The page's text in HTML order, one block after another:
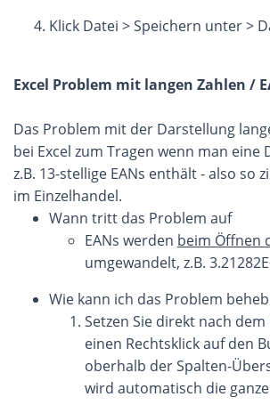
Klick Datei > Speichern unter >
Excel Problem mit langen Zahlen /
Das Problem mit der Darstellung
bei Excel zum Tragen wenn man eine
z.B. 13-stellige EANs enthält - also so
im Einzelhandel.
Wann tritt das Problem auf
EANs werden beim Öffnen
umgewandelt, z.B.
Wie kann ich das Problem
Setzen Sie direkt nach
einen Rechtsklick auf den
oberhalb der Spalten-
wird automatisch die